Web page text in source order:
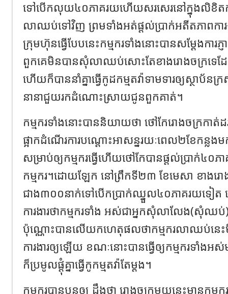
ទៅបើកលុយ៤០ភាគរយហើយសរសេរនៅក្នុងលិខិតក
លាឈប់ទៅវិញ ព្រមទាំងអត់ផ្ដល់ប្រាក់អតីតភាពកា
ក្រុមហ៊ុនធ្វើបែបនេះកម្មករទាំងនោះបានសម្ដែងការភ្
ពួកគេមិនបានសុំលាឈប់សោះតែខាងរោងចក្រទេដ
ហើយក៏បាននាំគ្នាធ្វើកូដកម្មតវ៉ាទាមទារឲ្យស្ថាប័នក្រ
នានាជួយរកដំណោះស្រាយជូនពួកគាត់។
កម្មករទាំងនោះបាននិយាយថា ថៅកែរោងចក្រកាត់
ផ្អាកដំណើរការបណ្ដោះអាសន្នរយៈពេល២ខែកន្លង
សម្រាប់ឲ្យកម្មករធ្វើហើយថៅកែបានផ្ដល់ប្រាក់៤
កម្មករ។ដោយឡែក នៅព្រឹកទី២៣ ខែមេសា ខាងរោ
ជាង៣០០នាក់ទៅបើកប្រាក់ឈ្នួល៤០ភាគរយទៀត
ការងារថាកម្មករទាំង អស់ជាអ្នកសុំលាលែង(សុំឈប់
ប៉ុណ្ណោះបានលើយកហេតុផលថាកម្មករលាឈប់នេះ
ការងារឲ្យឡើយ ខណៈនោះបានធ្វើឲ្យកម្មករទាំងអស់ម
ក៏ប្រមូលផ្ដុំគ្នាធ្វើកូកម្មតវ៉ាតែម្ដង។
កម្មករបានបន្តឲ្យ ដឹងថា រោងចក្រមួយនេះមានកម្មករ